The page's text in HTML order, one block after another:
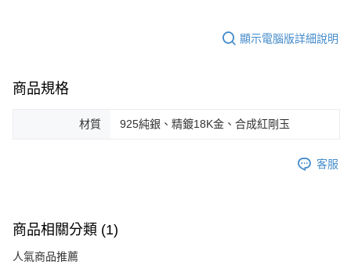
顯示電腦版詳細說明
商品規格
材質 925純銀、精鍍18K金、合成紅剛玉
客服
商品相關分類 (1)
人氣商品推薦